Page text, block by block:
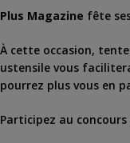
Plus Magazine fête
À cette occasion,
ustensile vous
pourrez plus vous en
Participez au